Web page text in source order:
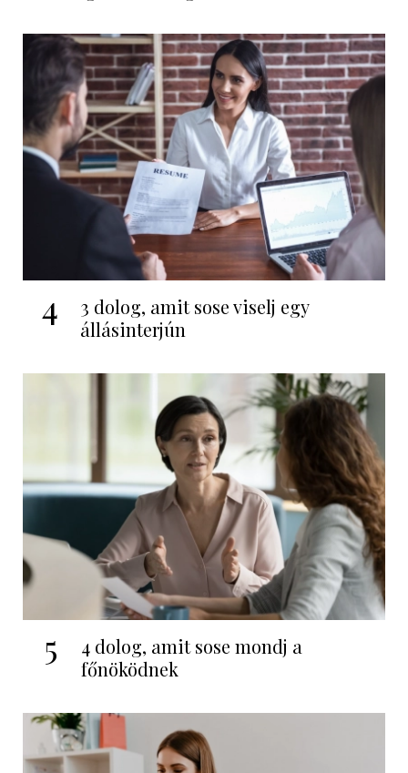
4
3 dolog, amit sose viselj egy
állásinterjún
5
4 dolog, amit sose mondj a
főnöködnek